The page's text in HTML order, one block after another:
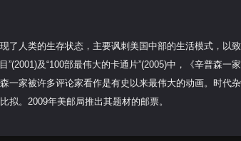
了人类的生存状态，主要讽刺美国中部的生活模式，以
”(2001)及“100部最伟大的卡通片”(2005)中，《辛普森一
一家被许多评论家看作是有史以来最伟大的动画。时代
拟。2009年美邮局推出其题材的邮票。